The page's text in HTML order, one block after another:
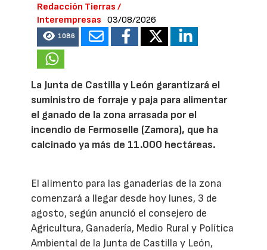
Redacción Tierras /
Interempresas
03/08/2026
1086
La Junta de Castilla y León garantizará el
suministro de forraje y paja para alimentar
el ganado de la zona arrasada por el
incendio de Fermoselle (Zamora), que ha
calcinado ya más de 11.000 hectáreas.
El alimento para las ganaderías de la zona
comenzará a llegar desde hoy lunes, 3 de
agosto, según anunció el consejero de
Agricultura, Ganadería, Medio Rural y Política
Ambiental de la Junta de Castilla y León,